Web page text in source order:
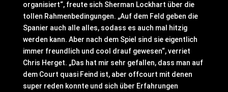
organisiert“, freute sich Sherman Lockhart über die
tollen Rahmenbedingungen. „Auf dem Feld geben die
Spanier auch alle alles, sodass es auch mal hitzig
werden kann. Aber nach dem Spiel sind sie eigentlich
immer freundlich und cool drauf gewesen“, verriet
Chris Herget. „Das hat mir sehr gefallen, dass man auf
dem Court quasi Feind ist, aber offcourt mit denen
super reden konnte und sich über Erfahrungen